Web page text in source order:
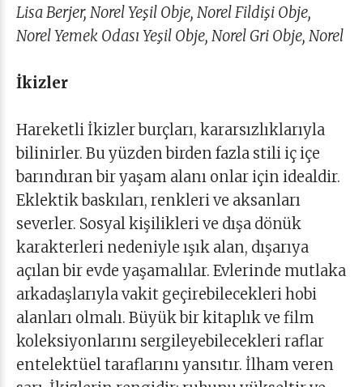
Lisa Berjer, Norel Yeşil Obje, Norel Fildişi Obje,
Norel Yemek Odası Yeşil Obje, Norel Gri Obje, Norel
İkizler
Hareketli İkizler burçları, kararsızlıklarıyla
bilinirler. Bu yüzden birden fazla stili iç içe
barındıran bir yaşam alanı onlar için idealdir.
Eklektik baskıları, renkleri ve aksanları
severler. Sosyal kişilikleri ve dışa dönük
karakterleri nedeniyle ışık alan, dışarıya
açılan bir evde yaşamalılar. Evlerinde mutlaka
arkadaşlarıyla vakit geçirebilecekleri hobi
alanları olmalı. Büyük bir kitaplık ve film
koleksiyonlarını sergileyebilecekleri raflar
entelektüel taraflarını yansıtır. İlham veren